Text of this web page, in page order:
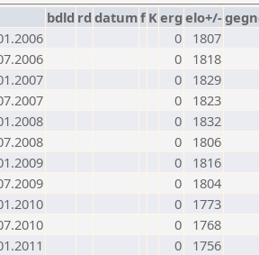
bdld rd datumf Kerg elo+/-
0
1807
0
1818
0
1829
0
1823
0
1832
0
1806
0
1816
0
1804
0
1773
0
1768
0
1756